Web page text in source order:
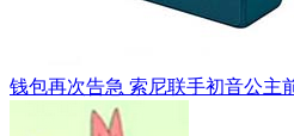
钱包再次告急 索尼联手初音公主